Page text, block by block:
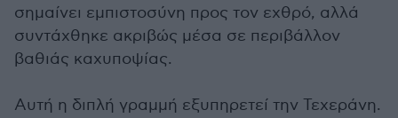
σημαίνει εμπιστοσύνη προς τον εχθρό, αλλά
συντάχθηκε ακριβώς μέσα σε περιβάλλον
βαθιάς καχυποψίας.
Αυτή η διπλή γραμμή εξυπηρετεί την Τεχεράνη.